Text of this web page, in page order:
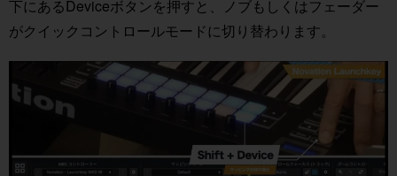
下にあるDeviceボタンを押すと、ノブもしくはフェーダー
がクイックコントロールモードに切り替わります。